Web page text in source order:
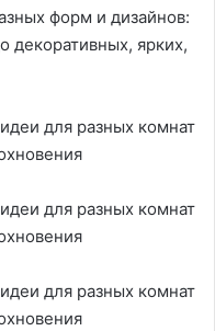
форм и дизайнов:
декоративных, ярких,